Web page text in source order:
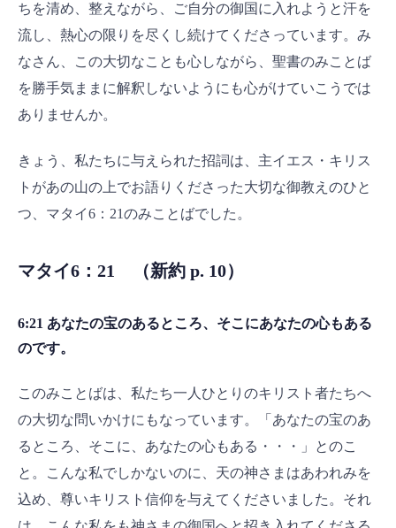
ちを清め、整えながら、ご自分の御国に入れようと汗を
流し、熱心の限りを尽くし続けてくださっています。み
なさん、この大切なことも心しながら、聖書のみことば
を勝手気ままに解釈しないようにも心がけていこうでは
ありませんか。
きょう、私たちに与えられた招詞は、主イエス・キリス
トがあの山の上でお語りくださった大切な御教えのひと
つ、マタイ6：21のみことばでした。
マタイ6：21 （新約 p. 10）
6:21 あなたの宝のあるところ、そこにあなたの心もある
のです。
このみことばは、私たち一人ひとりのキリスト者たちへ
の大切な問いかけにもなっています。「あなたの宝のあ
るところ、そこに、あなたの心もある・・・」とのこ
と。こんな私でしかないのに、天の神さまはあわれみを
込め、尊いキリスト信仰を与えてくださいました。それ